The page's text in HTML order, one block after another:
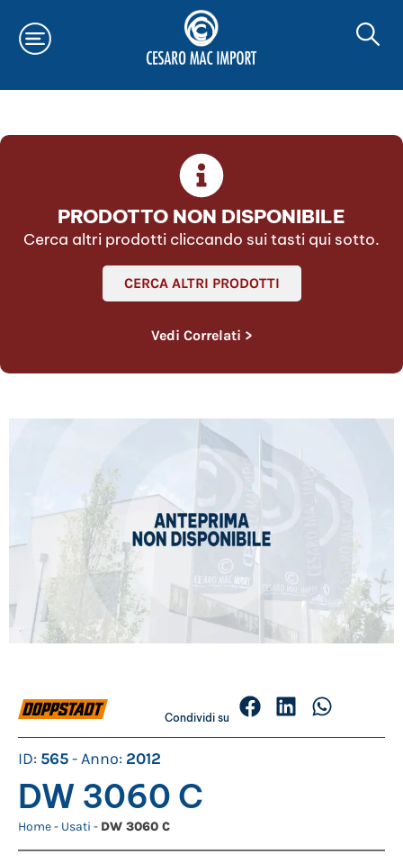
PRODOTTO NON DISPONIBILE
Cerca altri prodotti cliccando sui tasti qui sotto.
CERCA ALTRI PRODOTTI
Vedi Correlati >
Condividi su
ID: 565- Anno: 2012
DW 3060 C
Home- Usati - DW 3060 C